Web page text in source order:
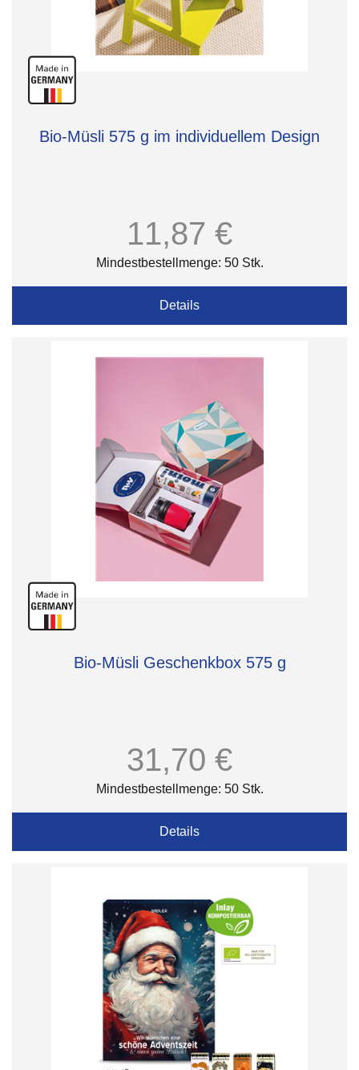
Bio-Müsli 575 g im individuellem Design
11,87 €
Mindestbestellmenge: 50 Stk.
Details
Bio-Müsli Geschenkbox 575 g
31,70 €
Mindestbestellmenge: 50 Stk.
Details